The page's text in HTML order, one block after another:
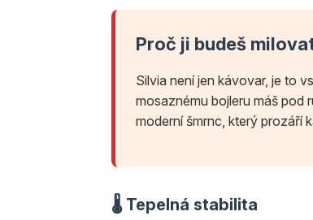
Proč ji budeš
Silvia není jen kávovar, je to
mosaznému bojleru máš pod
moderní šmrnc, který prozáří
🌡️ Tepelná stabilita